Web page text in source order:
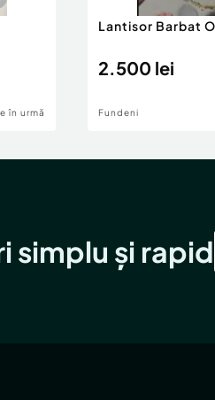
în urmă
Lantisor Barbat
2.500 lei
Fundeni
simplu și rapid